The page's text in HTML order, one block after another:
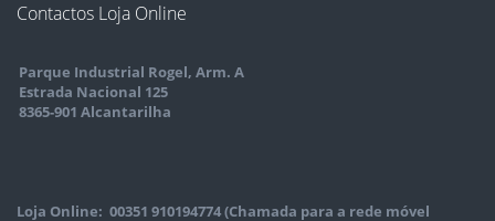
Contactos Loja Online
Parque Industrial Rogel, Arm. A
Estrada Nacional 125
8365-901 Alcantarilha
Loja Online: 00351 910194774 (Chamada para a rede móvel